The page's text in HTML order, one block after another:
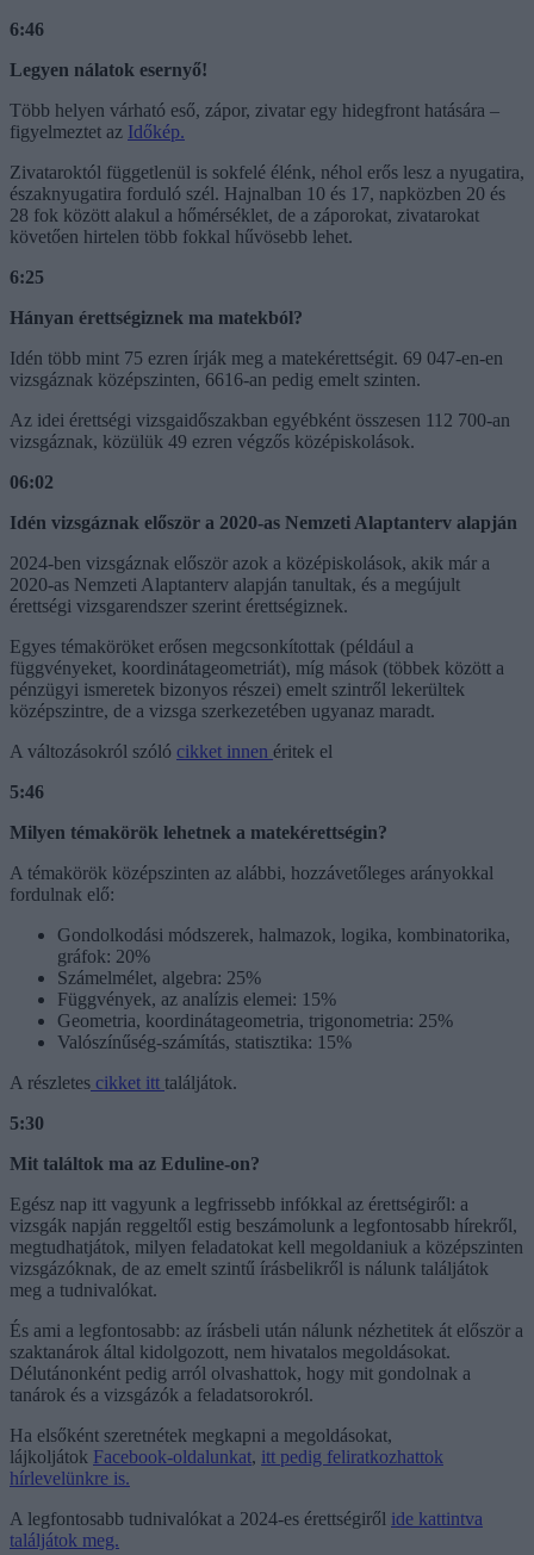
6:46
Legyen nálatok esernyő!
Több helyen várható eső, zápor, zivatar egy hidegfront hatására –
figyelmeztet az Időkép.
Zivataroktól függetlenül is sokfelé élénk, néhol erős lesz a nyugatira,
északnyugatira forduló szél. Hajnalban 10 és 17, napközben 20 és
28 fok között alakul a hőmérséklet, de a záporokat, zivatarokat
követően hirtelen több fokkal hűvösebb lehet.
6:25
Hányan érettségiznek ma matekból?
Idén több mint 75 ezren írják meg a matekérettségit. 69 047-en-en
vizsgáznak középszinten, 6616-an pedig emelt szinten.
Az idei érettségi vizsgaidőszakban egyébként összesen 112 700-an
vizsgáznak, közülük 49 ezren végzős középiskolások.
06:02
Idén vizsgáznak először a 2020-as Nemzeti Alaptanterv alapján
2024-ben vizsgáznak először azok a középiskolások, akik már a
2020-as Nemzeti Alaptanterv alapján tanultak, és a megújult
érettségi vizsgarendszer szerint érettségiznek.
Egyes témaköröket erősen megcsonkítottak (például a
függvényeket, koordinátageometriát), míg mások (többek között a
pénzügyi ismeretek bizonyos részei) emelt szintről lekerültek
középszintre, de a vizsga szerkezetében ugyanaz maradt.
A változásokról szóló cikket innen éritek el
5:46
Milyen témakörök lehetnek a matekérettségin?
A témakörök középszinten az alábbi, hozzávetőleges arányokkal
fordulnak elő:
Gondolkodási módszerek, halmazok, logika, kombinatorika,
gráfok: 20%
Számelmélet, algebra: 25%
Függvények, az analízis elemei: 15%
Geometria, koordinátageometria, trigonometria: 25%
Valószínűség-számítás, statisztika: 15%
A részletes cikket itt találjátok.
5:30
Mit találtok ma az Eduline-on?
Egész nap itt vagyunk a legfrissebb infókkal az érettségiről: a
vizsgák napján reggeltől estig beszámolunk a legfontosabb hírekről,
megtudhatjátok, milyen feladatokat kell megoldaniuk a középszinten
vizsgázóknak, de az emelt szintű írásbelikről is nálunk találjátok
meg a tudnivalókat.
És ami a legfontosabb: az írásbeli után nálunk nézhetitek át először a
szaktanárok által kidolgozott, nem hivatalos megoldásokat.
Délutánonként pedig arról olvashattok, hogy mit gondolnak a
tanárok és a vizsgázók a feladatsorokról.
Ha elsőként szeretnétek megkapni a megoldásokat,
lájkoljátok Facebook-oldalunkat, itt pedig feliratkozhattok
hírlevelünkre is.
A legfontosabb tudnivalókat a 2024-es érettségiről ide kattintva
találjátok meg.